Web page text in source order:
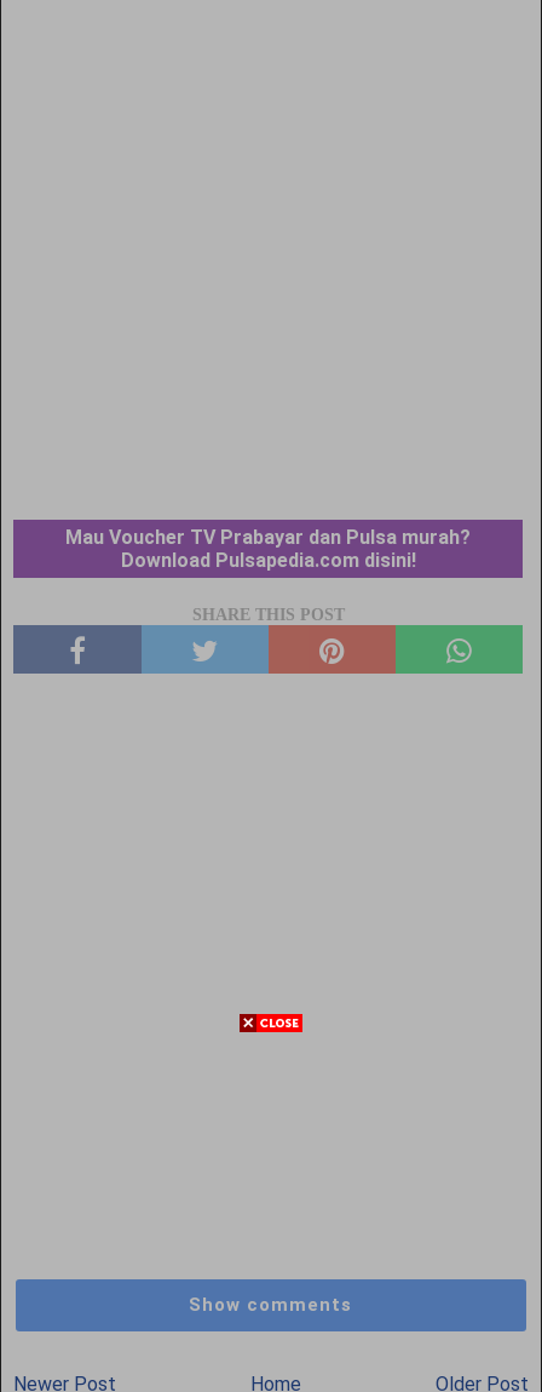
Mau Voucher TV Prabayar dan Pulsa murah?
Download Pulsapedia.com disini!
SHARE THIS POST
Show comments
Newer Post Home Older Post